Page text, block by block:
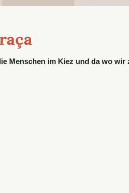
Menschen im Kiez und da wo wir